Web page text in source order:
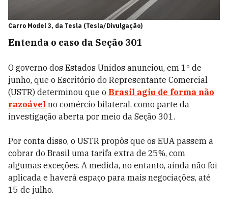
Carro Model 3, da Tesla (Tesla/Divulgação)
Entenda o caso da Seção 301
O governo dos Estados Unidos anunciou, em 1º de
junho, que o Escritório do Representante Comercial
(USTR) determinou que o Brasil agiu de forma não
razoável no comércio bilateral, como parte da
investigação aberta por meio da Seção 301.
Por conta disso, o USTR propôs que os EUA passem a
cobrar do Brasil uma tarifa extra de 25%, com
algumas exceções. A medida, no entanto, ainda não foi
aplicada e haverá espaço para mais negociações, até
15 de julho.